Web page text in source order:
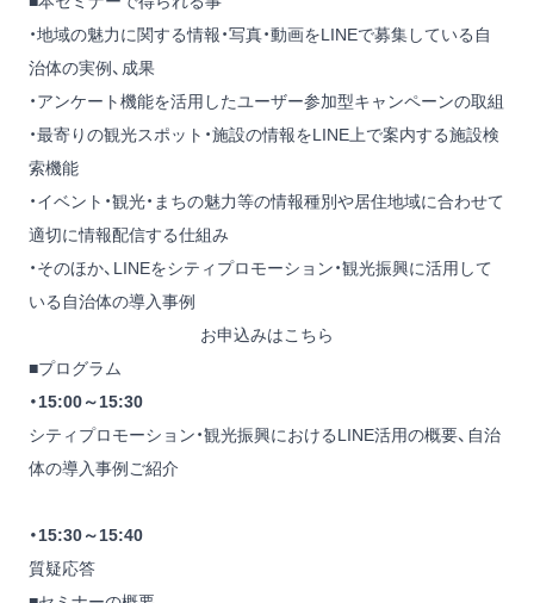
・地域の魅力に関する情報・写真・動画をLINEで募集している自
治体の実例、成果
・アンケート機能を活用したユーザー参加型キャンペーンの取組
・最寄りの観光スポット・施設の情報をLINE上で案内する施設検
索機能
・イベント・観光・まちの魅力等の情報種別や居住地域に合わせて
適切に情報配信する仕組み
・そのほか、LINEをシティプロモーション・観光振興に活用して
いる自治体の導入事例
お申込みはこちら
■プログラム
・15:00～15:30
シティプロモーション・観光振興におけるLINE活用の概要、自治
体の導入事例ご紹介
・15:30～15:40
質疑応答